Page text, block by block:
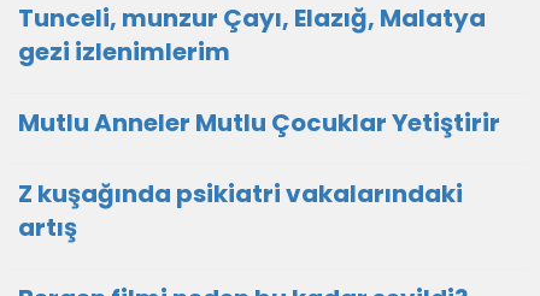
Tunceli, munzur Çayı, Elazığ, Malatya
gezi izlenimlerim
Mutlu Anneler Mutlu Çocuklar Yetiştirir
Z kuşağında psikiatri vakalarındaki
artış